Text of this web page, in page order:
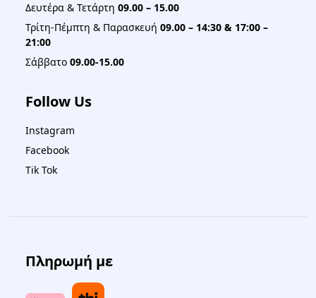
Δευτέρα & Τετάρτη 09.00 – 15.00
Τρίτη-Πέμπτη & Παρασκευή 09.00 – 14:30 & 17:00 –
21:00
Σάββατο 09.00-15.00
Follow Us
Instagram
Facebook
Tik Tok
Πληρωμή με